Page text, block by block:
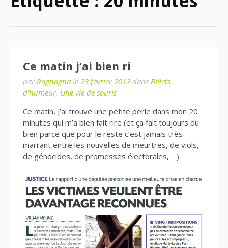
Ce matin j’ai bien ri
par Ragnagna le 23 février 2012 dans Billets
d'humeur, Une vie de souris
Ce matin, j’ai trouvé une petite perle dans mon 20
minutes qui m’a bien fait rire (et ça fait toujours du
bien parce que pour le reste c’est jamais très
marrant entre les nouvelles de meurtres, de viols,
de génocides, de promesses électorales, …).